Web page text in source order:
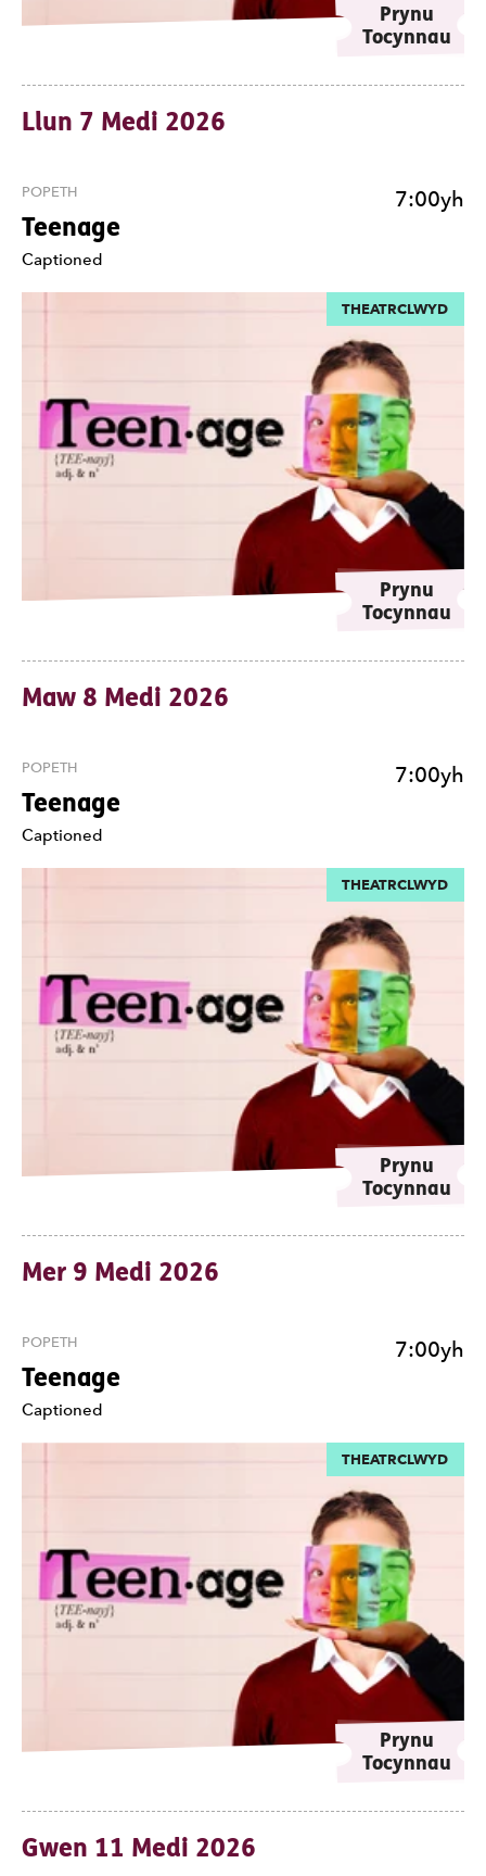
Prynu
Tocynnau
Llun 7 Medi 2026
THEATRCLWYD
Teenage
POPETH
Nodiadau
Captioned
7:00yh
Prynu
Tocynnau
Maw 8 Medi 2026
THEATRCLWYD
Teenage
POPETH
Nodiadau
Captioned
7:00yh
Prynu
Tocynnau
Mer 9 Medi 2026
THEATRCLWYD
Teenage
POPETH
Nodiadau
Captioned
7:00yh
Prynu
Tocynnau
Gwen 11 Medi 2026